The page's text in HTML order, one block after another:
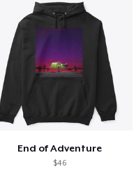
End of Adventure
$46